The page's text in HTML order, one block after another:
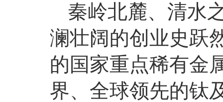
秦岭北麓、清水
澜壮阔的创业史跃
的国家重点稀有金
界、全球领先的钛